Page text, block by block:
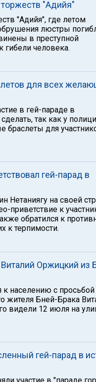
"Адийя"
"Адийя", где летом
люстры
в преступной
гибели человека.
для всех
в гей-параде в
так как у
браслеты для
гей-парад в
Нетаниягу на своей
приветствие к
обратился к
к терпимости.
Оржицкий из
населению с просьбой
жителя Бней-Брака
видели 12 июля на
гей-парад в